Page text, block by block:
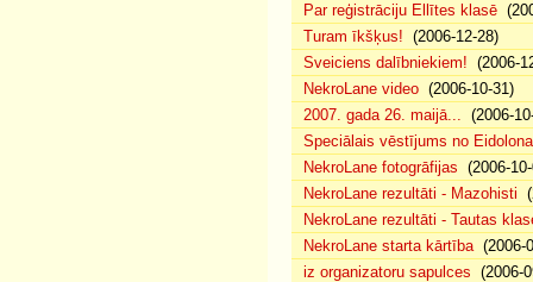
Par reģistrāciju Ellītes klasē
Turam īkšķus! (2006-12-28)
Sveiciens dalībniekiem! (2006-
NekroLane video (2006-10-31)
2007. gada 26. maijā... (2006-
Speciālais vēstījums no Eidolona
NekroLane fotogrāfijas (2006-
NekroLane rezultāti - Mazohisti
NekroLane rezultāti - Tautas
NekroLane starta kārtība(2006-
iz organizatoru sapulces (2006-